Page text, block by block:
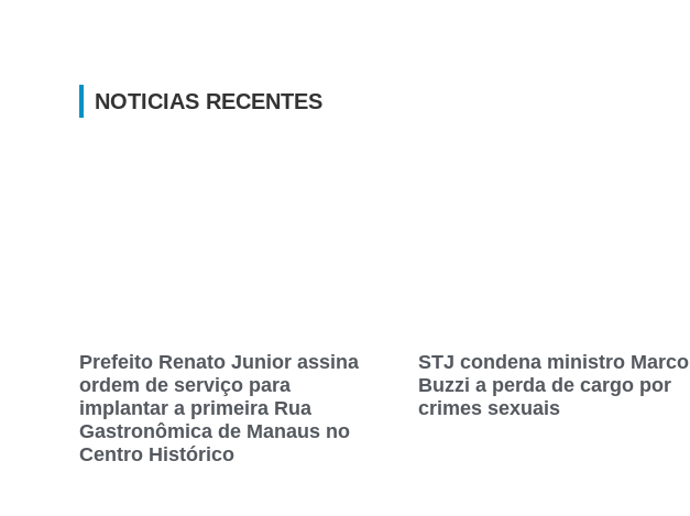
NOTICIAS RECENTES
Prefeito Renato Junior assina
ordem de serviço para
implantar a primeira Rua
Gastronômica de Manaus no
Centro Histórico
STJ condena ministro Marco
Buzzi a perda de cargo por
crimes sexuais